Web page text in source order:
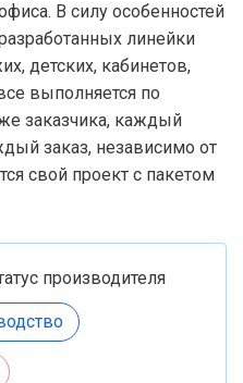
В силу особенностей
линейки
детских, кабинетов,
выполняется по
заказчика, каждый
заказ, независимо от
свой проект с пакетом
производителя